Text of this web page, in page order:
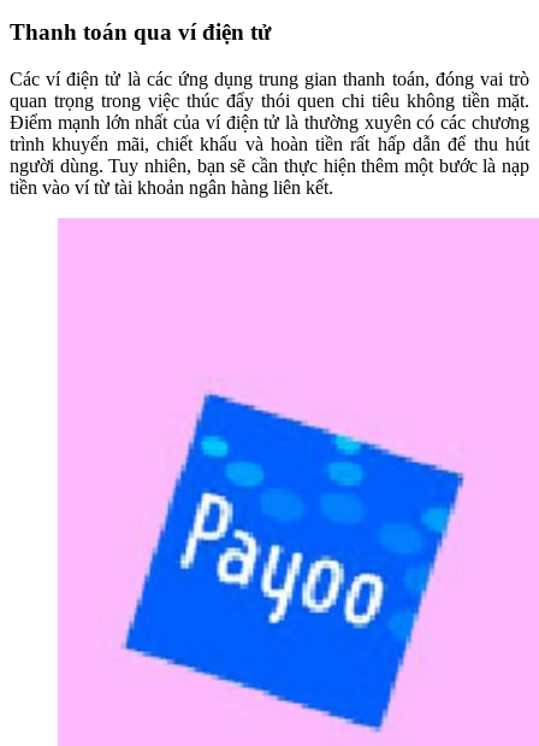
Thanh toán qua ví điện tử
Các ví điện tử là các ứng dụng trung gian thanh toán, đóng vai trò
quan trọng trong việc thúc đẩy thói quen chi tiêu không tiền mặt.
Điểm mạnh lớn nhất của ví điện tử là thường xuyên có các chương
trình khuyến mãi, chiết khấu và hoàn tiền rất hấp dẫn để thu hút
người dùng. Tuy nhiên, bạn sẽ cần thực hiện thêm một bước là nạp
tiền vào ví từ tài khoản ngân hàng liên kết.